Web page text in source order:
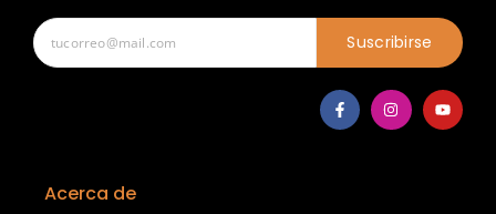
Suscribirse
Acerca de